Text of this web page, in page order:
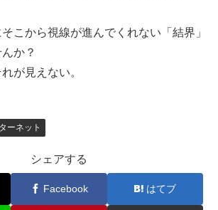
こから視線が進んでくれない「結界」
か？
が見えない。
ーネット
シェアする
Facebook はてブ